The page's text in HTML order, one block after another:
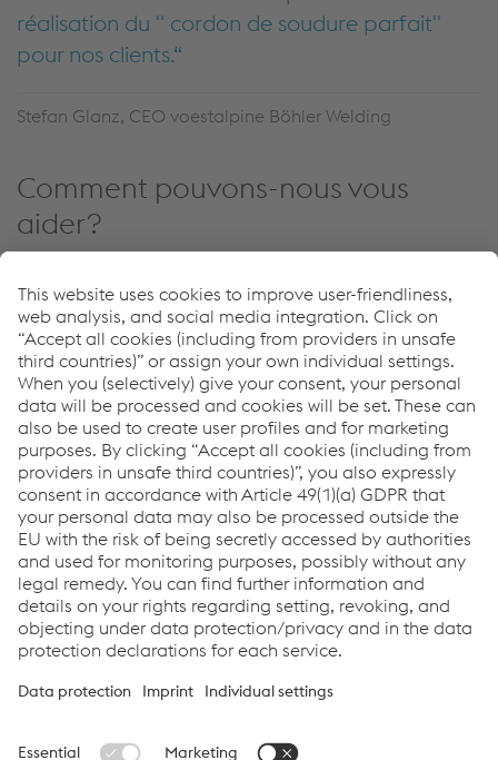
réalisation du " cordon de soudure parfait"
pour nos clients.
Stefan Glanz, CEO voestalpine Böhler Welding
Comment pouvons-nous vous
aider?
n'hésitez pas à nous contacter. Nous sommes heureux de
vous aider!
Nous contacter
Downloads
Announcement - Italfil SpA - FR PDF | 92 KB
Links
Soutien et service
Carrière
Conditions générales
Code of Conduct
Protection des données